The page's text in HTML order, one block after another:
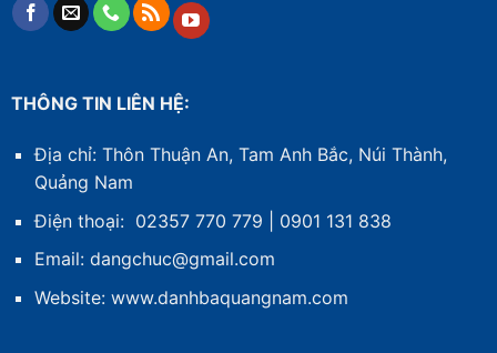
THÔNG TIN LIÊN HỆ:
Địa chỉ: Thôn Thuận An, Tam Anh Bắc, Núi Thành,
Quảng Nam
Điện thoại: 02357 770 779 | 0901 131 838
Email: dangchuc@gmail.com
Website: www.danhbaquangnam.com